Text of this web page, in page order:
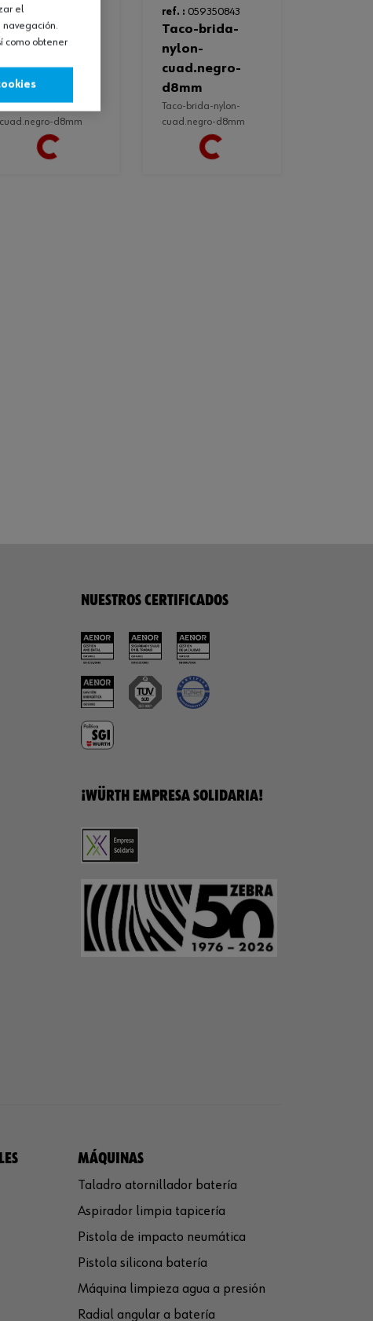
ref. :059350844
taco-brida-
nylon-
cuad.negro-
d8mm
taco-brida-nylon-
cuad.negro-d8mm
Loading...
ref. : 059350843
taco-brida-
nylon-
cuad.negro-
d8mm
taco-brida-nylon-
cuad.negro-d8mm
Loading...
NUESTROS CERTIFICADOS
¡WÜRTH EMPRESA SOLIDARIA!
MÁQUINAS
Taladro atornillador batería
Aspirador limpia tapicería
Pistola de impacto neumática
Pistola silicona batería
Máquina limpieza agua a presión
Radial angular a batería
el
navegación.
como obtener